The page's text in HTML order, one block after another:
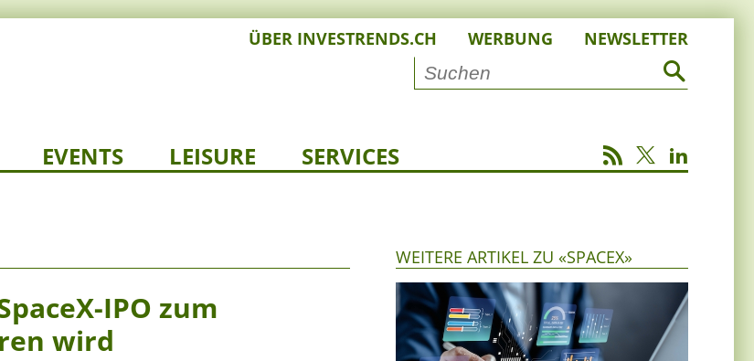
ÜBER INVESTRENDS.CH WERBUNG NEWSLETTER
EVENTS LEISURE SERVICES
IPO zum
wird
WEITERE ARTIKEL ZU «SPACEX»